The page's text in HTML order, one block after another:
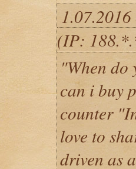
(IP:
"When do
can i buy
counter
love to
driven as